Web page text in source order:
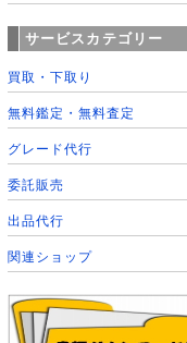
サービスカテゴリー
買取・下取り
無料鑑定・無料査定
グレード代行
委託販売
出品代行
関連ショップ